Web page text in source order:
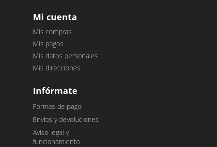
Mi cuenta
Mis compras
Mis pagos
Mis datos personales
Mis direcciones
Infórmate
Formas de pago
Envíos y devoluciones
Aviso legal y
funcionamiento